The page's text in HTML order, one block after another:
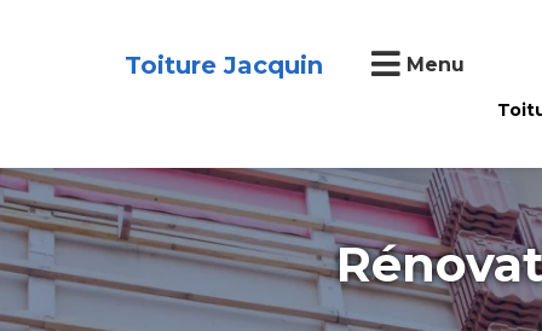
Toiture Jacquin Menu